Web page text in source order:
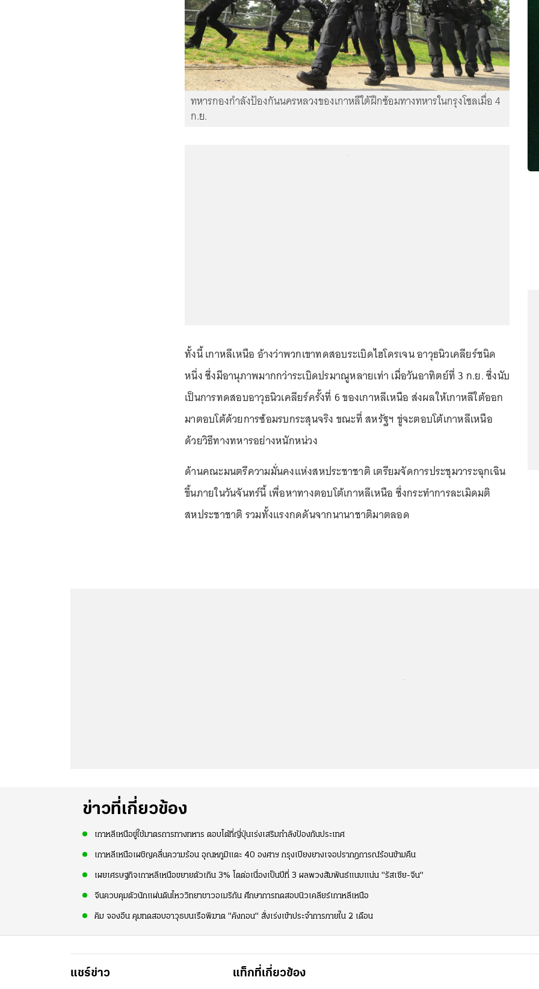
ทหารกองกำลังป้องกันนครหลวงของเกาหลีใต้ฝึกซ้อมทางทหารในกรุงโซลเมื่อ 4
ก.ย.
ทั้งนี้ เกาหลีเหนือ อ้างว่าพวกเขาทดสอบระเบิดไฮโดรเจน อาวุธนิวเคลียร์ชนิด
หนึ่ง ซึ่งมีอานุภาพมากกว่าระเบิดปรมาณูหลายเท่า เมื่อวันอาทิตย์ที่ 3 ก.ย. ซึ่งนับ
เป็นการทดสอบอาวุธนิวเคลียร์ครั้งที่ 6 ของเกาหลีเหนือ ส่งผลให้เกาหลีใต้ออก
มาตอบโต้ด้วยการซ้อมรบกระสุนจริง ขณะที่ สหรัฐฯ ขู่จะตอบโต้เกาหลีเหนือ
ด้วยวิธีทางทหารอย่างหนักหน่วง
ด้านคณะมนตรีความมั่นคงแห่งสหประชาชาติ เตรียมจัดการประชุมวาระฉุกเฉิน
ขึ้นภายในวันจันทร์นี้ เพื่อหาทางตอบโต้เกาหลีเหนือ ซึ่งกระทำการละเมิดมติ
สหประชาชาติ รวมทั้งแรงกดดันจากนานาชาติมาตลอด
ข่าวที่เกี่ยวข้อง
เกาหลีเหนือขู่ใช้มาตรการทางทหาร ตอบโต้ที่ญี่ปุ่นเร่งเสริมกำลังป้องกันประเทศ
เกาหลีเหนือเผชิญคลื่นความร้อน อุณหภูมิแตะ 40 องศาฯ กรุงเปียงยางเจอปรากฎการณ์ร้อนข้ามคืน
เผยเศรษฐกิจเกาหลีเหนือขยายตัวเกิน 3% โตต่อเนื่องเป็นปีที่ 3 ผลพวงสัมพันธ์แนบแน่น "รัสเซีย-จีน"
จีนควบคุมตัวนักแผ่นดินไหววิทยาชาวอเมริกัน ศึกษาการทดสอบนิวเคลียร์เกาหลีเหนือ
คิม จองอึน คุมทดสอบอาวุธบนเรือพิฆาต "คังกอน" สั่งเร่งเข้าประจำการภายใน 2 เดือน
แชร์ข่าว แท็กที่เกี่ยวข้อง